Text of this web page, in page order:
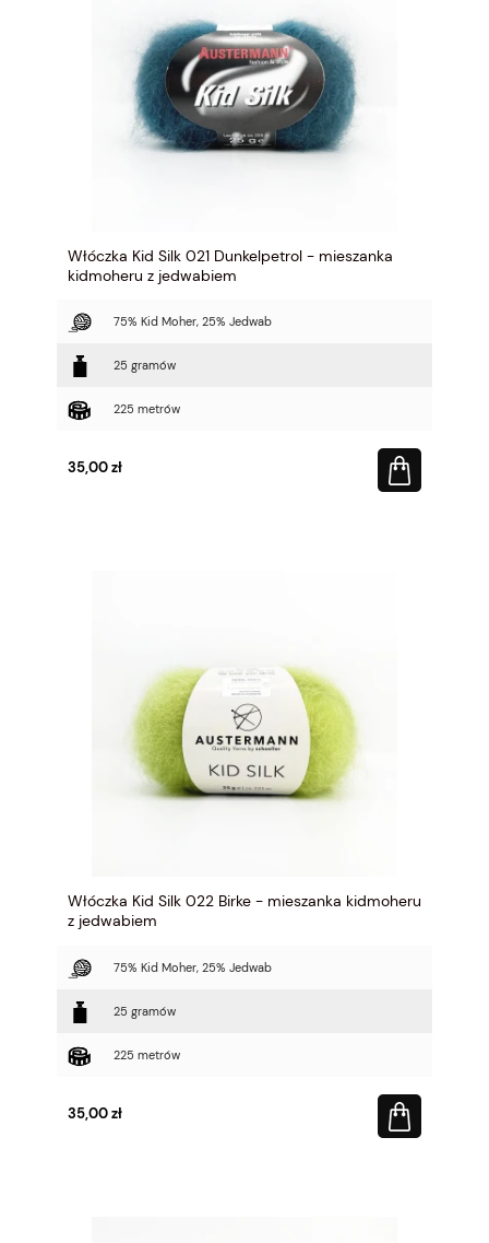
Włóczka Kid Silk 021 Dunkelpetrol - mieszanka
kidmoheru z jedwabiem
75% Kid Moher, 25% Jedwab
25 gramów
225 metrów
35,00 zł
Włóczka Kid Silk 022 Birke - mieszanka kidmoheru
z jedwabiem
75% Kid Moher, 25% Jedwab
25 gramów
225 metrów
35,00 zł